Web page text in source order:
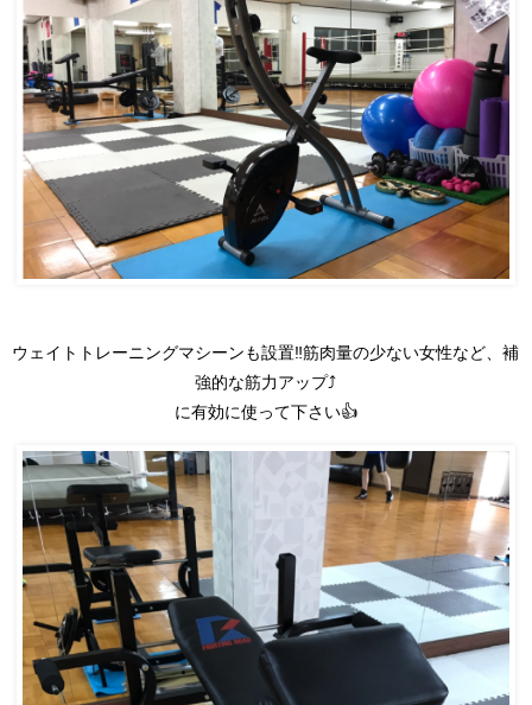
ウェイトトレーニングマシーンも設置‼️筋肉量の少ない女性など、補
強的な筋力アップ⤴️
に有効に使って下さい👍